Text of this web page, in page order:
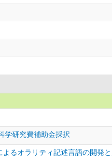
学研究費補助金採択
るオラリティ記述言語の開発